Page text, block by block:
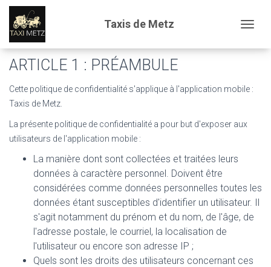
Taxis de Metz
CONFIDENTIALITÉ
ARTICLE 1 : PRÉAMBULE
Cette politique de confidentialité s'applique à l'application mobile :
Taxis de Metz
La présente politique de confidentialité a pour but d'exposer aux
utilisateurs de l'application mobile :
La manière dont sont collectées et traitées leurs
données à caractère personnel. Doivent être
considérées comme données personnelles toutes les
données étant susceptibles d'identifier un utilisateur. Il
s'agit notamment du prénom et du nom, de l'âge, de
l'adresse postale, le courriel, la localisation de
l'utilisateur ou encore son adresse IP ;
Quels sont les droits des utilisateurs concernant ces